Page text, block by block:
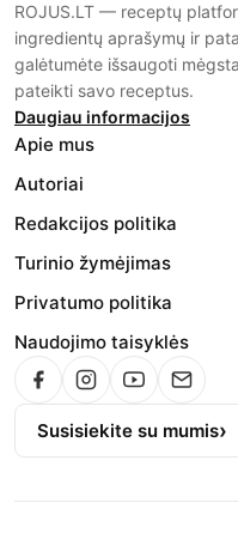
ROJUS.LT — receptų
ingredientų aprašymų ir
galėtumėte išsaugoti
pateikti savo receptus.
Daugiau informacijos
Apie mus
Autoriai
Redakcijos politika
Turinio žymėjimas
Privatumo politika
Naudojimo taisyklės
Susisiekite su mumis